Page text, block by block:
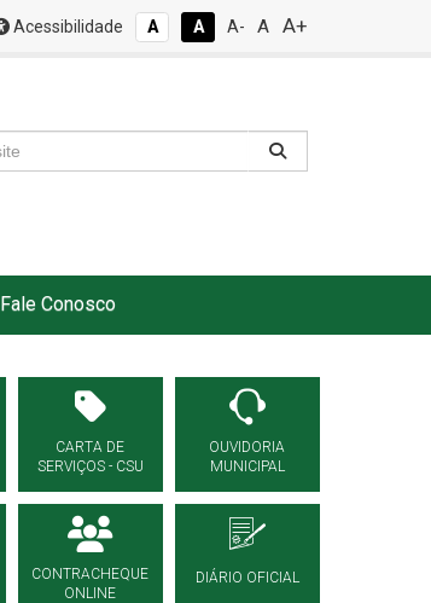
Acessibilidade A A A- A A+
Fale Conosco
CARTA DE
SERVIÇOS - CSU
OUVIDORIA
MUNICIPAL
CONTRACHEQUE
ONLINE
DIÁRIO OFICIAL